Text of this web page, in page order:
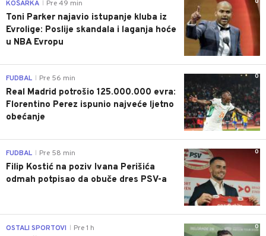
0
KOŠARKA Pre 49 min
Toni Parker najavio istupanje kluba iz
Evrolige: Poslije skandala i laganja hoće
u NBA Evropu
0
FUDBAL Pre 56 min
Real Madrid potrošio 125.000.000 evra:
Florentino Perez ispunio najveće ljetno
obećanje
0
FUDBAL Pre 58 min
Filip Kostić na poziv Ivana Perišića
odmah potpisao da obuče dres PSV-a
0
OSTALI SPORTOVI Pre 1 h